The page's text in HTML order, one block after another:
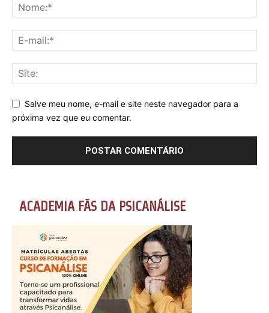
Salve meu nome, e-mail e site neste navegador para a
próxima vez que eu comentar.
ACADEMIA FÃS DA PSICANÁLISE